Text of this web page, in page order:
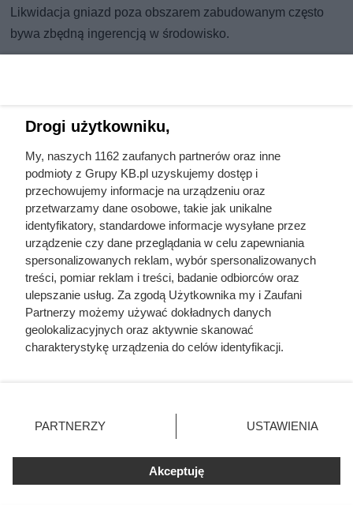
Likwidacja gniazd poza obszarem zabudowanym często
bywa zbędną ingerencją w środowisko.
zachowanie spokoju – szerszenie nie atakują ludzi bez
powodu, więc unikanie prowokowania ich to klucz do
bezpieczeństwa.
Czytaj także:
Wygląda jak naturalny kamień lub kostka
brukowa. A to tańsza alternatywa, o której
niewielu pomyśli
Ta Polka trzymała w garści europejską elitę. Jej
Zjadł 174 koty i rzucił się na nogę kolesia z
okrętu. Mroczny przypadek żołnierza z Polski
6 tysięcy morderców z UPA ruszyło, by wyrżnąć
Drogi użytkowniku,
My, naszych 1162 zaufanych partnerów oraz inne
podmioty z Grupy KB.pl uzyskujemy dostęp i
przechowujemy informacje na urządzeniu oraz
przetwarzamy dane osobowe, takie jak unikalne
identyfikatory, standardowe informacje wysyłane przez
urządzenie czy dane przeglądania w celu zapewniania
spersonalizowanych reklam, wybór spersonalizowanych
treści, pomiar reklam i treści, badanie odbiorców oraz
ulepszanie usług. Za zgodą Użytkownika my i Zaufani
Partnerzy możemy używać dokładnych danych
geolokalizacyjnych oraz aktywnie skanować
charakterystykę urządzenia do celów identyfikacji.
zmienić/wycofać klikając przycisk ustawień prywatności
znajdujący się w lewym dolnym rogu strony. Niektóre
użytkownika, ale masz prawo sprzeciwić się takiemu
przetwarzaniu. Preferencje będą miały zastosowania tylko
PARTNERZY USTAWIENIA
Akceptuję